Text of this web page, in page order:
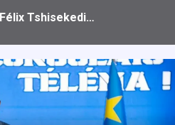
Tshisekedi…